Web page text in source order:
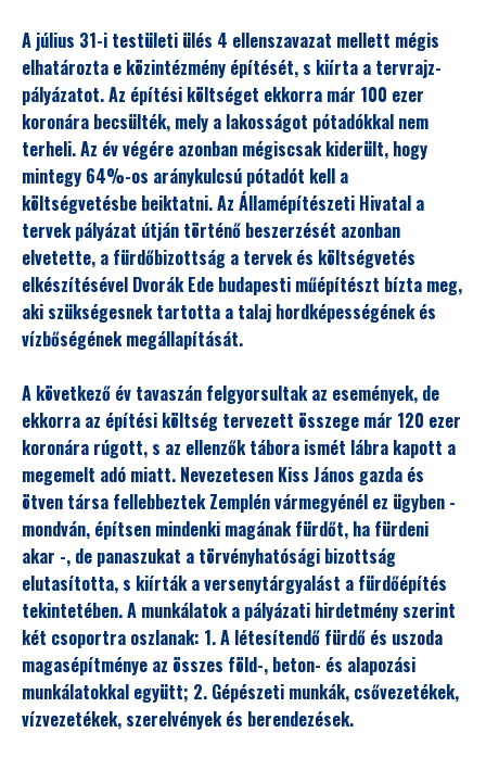
A július 31-i testületi ülés 4 ellenszavazat mellett mégis
elhatározta e közintézmény építését, s kiírta a tervrajz-
pályázatot. Az építési költséget ekkorra már 100 ezer
koronára becsülték, mely a lakosságot pótadókkal nem
terheli. Az év végére azonban mégiscsak kiderült, hogy
mintegy 64%-os aránykulcsú pótadót kell a
költségvetésbe beiktatni. Az Államépítészeti Hivatal a
tervek pályázat útján történő beszerzését azonban
elvetette, a fürdőbizottság a tervek és költségvetés
elkészítésével Dvorák Ede budapesti műépítészt bízta meg,
aki szükségesnek tartotta a talaj hordképességének és
vízbőségének megállapítását.
A következő év tavaszán felgyorsultak az események, de
ekkorra az építési költség tervezett összege már 120 ezer
koronára rúgott, s az ellenzők tábora ismét lábra kapott a
megemelt adó miatt. Nevezetesen Kiss János gazda és
ötven társa fellebbeztek Zemplén vármegyénél ez ügyben -
mondván, építsen mindenki magának fürdőt, ha fürdeni
akar -, de panaszukat a törvényhatósági bizottság
elutasította, s kiírták a versenytárgyalást a fürdőépítés
tekintetében. A munkálatok a pályázati hirdetmény szerint
két csoportra oszlanak: 1. A létesítendő fürdő és uszoda
magasépítménye az összes föld-, beton- és alapozási
munkálatokkal együtt; 2. Gépészeti munkák, csővezetékek,
vízvezetékek, szerelvények és berendezések.